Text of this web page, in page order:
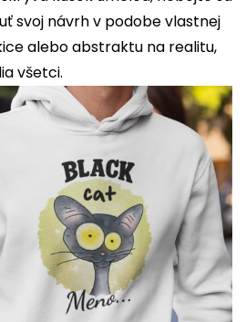
svoj návrh v podobe vlastnej
alebo abstraktu na realitu,
všetci.